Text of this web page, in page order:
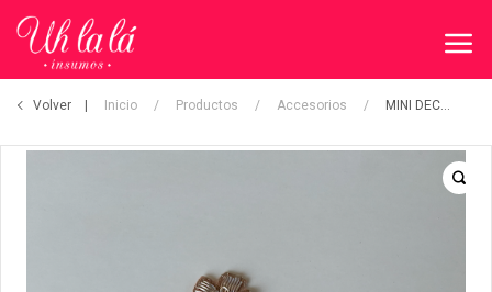
Volver Inicio / Productos / Accesorios / MINI DECOR